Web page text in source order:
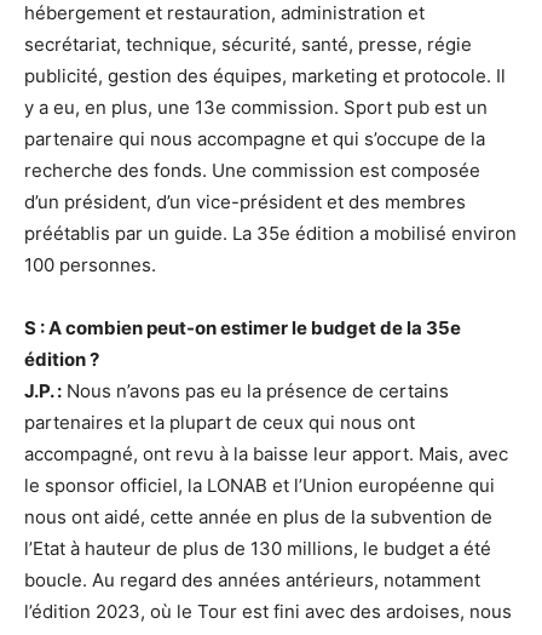
hébergement et restauration, administration et
secrétariat, technique, sécurité, santé, presse, régie
publicité, gestion des équipes, marketing et protocole. Il
y a eu, en plus, une 13e commission. Sport pub est un
partenaire qui nous accompagne et qui s’occupe de la
recherche des fonds. Une commission est composée
d’un président, d’un vice-président et des membres
préétablis par un guide. La 35e édition a mobilisé environ
100 personnes.
S : A combien peut-on estimer le budget de la 35e
édition ?
J.P. : Nous n’avons pas eu la présence de certains
partenaires et la plupart de ceux qui nous ont
accompagné, ont revu à la baisse leur apport. Mais, avec
le sponsor officiel, la LONAB et l’Union européenne qui
nous ont aidé, cette année en plus de la subvention de
l’Etat à hauteur de plus de 130 millions, le budget a été
boucle. Au regard des années antérieurs, notamment
l’édition 2023, où le Tour est fini avec des ardoises, nous